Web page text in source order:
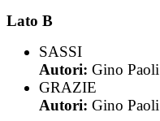
Lato B
SASSI
Autori: Gino Paoli
GRAZIE
Autori: Gino Paoli